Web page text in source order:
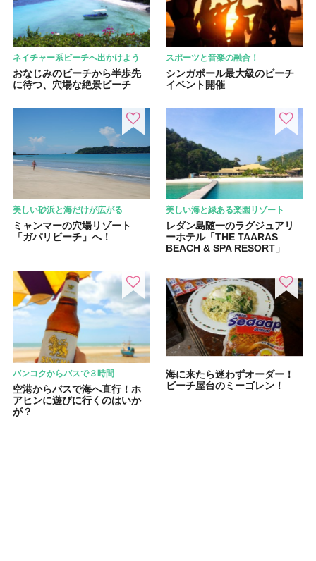
ネイチャー系ビーチへ出かけよう
おなじみのビーチから半歩先
に待つ、穴場な絶景ビーチ
スポーツと音楽の融合！
シンガポール最大級のビーチ
イベント開催
美しい砂浜と海だけが広がる
ミャンマーの穴場リゾート
「ガパリビーチ」へ！
美しい海と緑ある楽園リゾート
レダン島随一のラグジュアリ
ーホテル「THE TAARAS
BEACH & SPA RESORT」
バンコクからバスで３時間
空港からバスで海へ直行！ホ
アヒンに遊びに行くのはいか
が？
海に来たら迷わずオーダー！
ビーチ屋台のミーゴレン！